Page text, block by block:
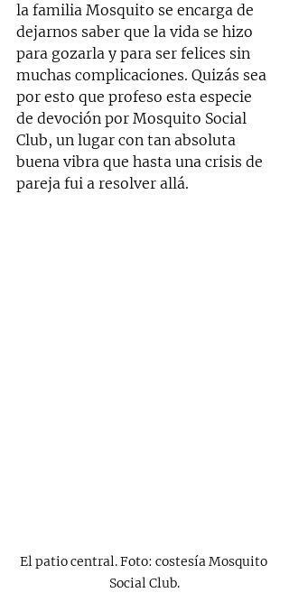
la familia Mosquito se encarga de
dejarnos saber que la vida se hizo
para gozarla y para ser felices sin
muchas complicaciones. Quizás sea
por esto que profeso esta especie
de devoción por Mosquito Social
Club, un lugar con tan absoluta
buena vibra que hasta una crisis de
pareja fui a resolver allá.
El patio central. Foto: costesía Mosquito
Social Club.